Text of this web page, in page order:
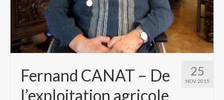
25
NOV 2015
Fernand CANAT – De
l’exploitation agricole